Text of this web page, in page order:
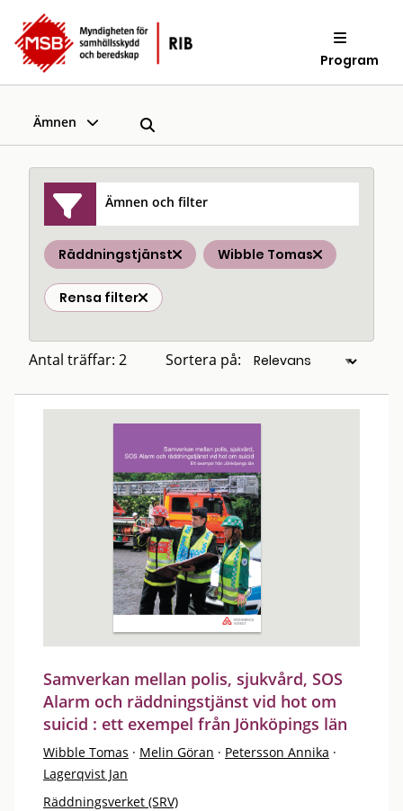
Program
Ämnen
Ämnen och filter
Räddningstjänst Wibble Tomas
Rensa filter
Antal träffar: 2 Sortera på:
Samverkan mellan polis, sjukvård, SOS
Alarm och räddningstjänst vid hot om
suicid : ett exempel från Jönköpings län
Wibble Tomas · Melin Göran · Petersson Annika ·
Lagerqvist Jan
Räddningsverket (SRV)